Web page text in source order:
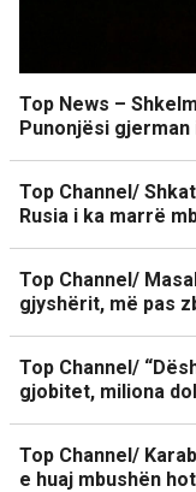
Top News –
Punonjësi
Top Channel/
Rusia i ka marrë
Top Channel/
gjyshërit, më pas
Top Channel/
gjobitet, miliona
Top Channel/
e huaj mbushën